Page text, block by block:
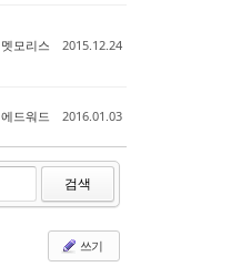
멧모리스 2015.12.24
에드워드 2016.01.03
검색
쓰기